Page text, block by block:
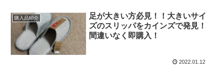
購入品紹介
足が大きい方必見！！大きいサイ
ズのスリッパをカインズで発見！
間違いなく即購入！
2022.01.12